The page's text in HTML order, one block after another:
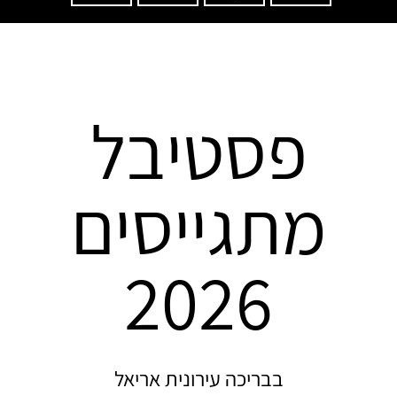
פסטיבל
מתגייסים
2026
בבריכה עירונית אריאל